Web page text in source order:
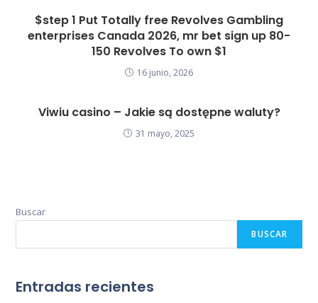
$step 1 Put Totally free Revolves Gambling
enterprises Canada 2026, mr bet sign up 80-
150 Revolves To own $1
16 junio, 2026
Viwiu casino – Jakie są dostępne waluty?
31 mayo, 2025
Buscar
BUSCAR
Entradas recientes